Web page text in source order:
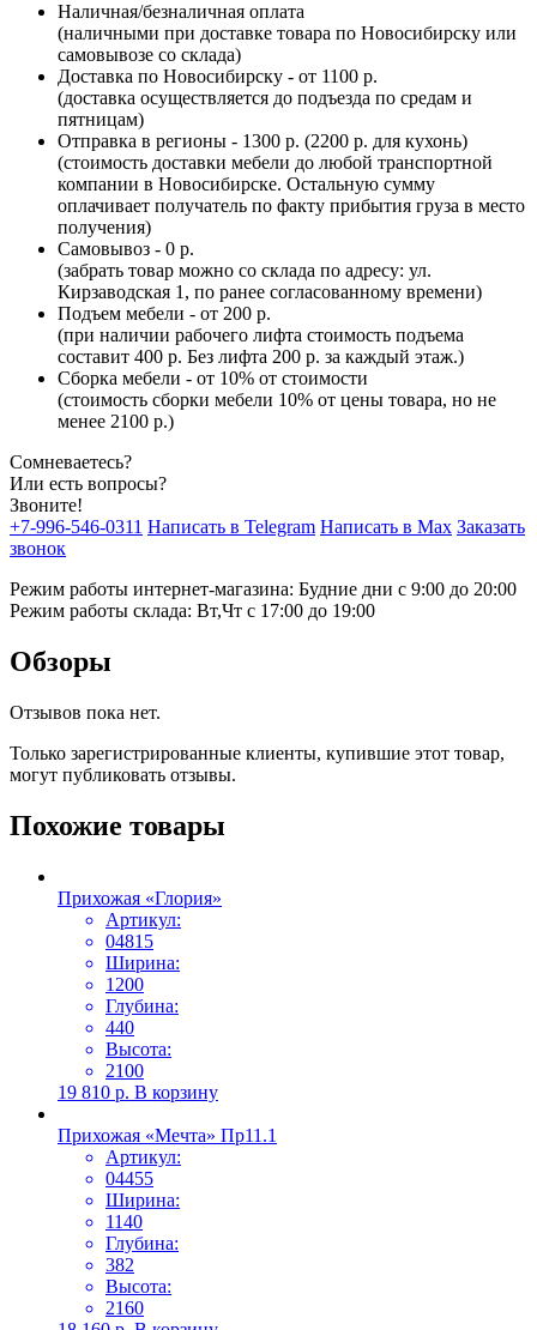
Наличная/безналичная оплата
(наличными при доставке товара по Новосибирску или
самовывозе со склада)
Доставка по Новосибирску - от 1100 р.
(доставка осуществляется до подъезда по средам и
пятницам)
Отправка в регионы - 1300 р. (2200 р. для кухонь)
(стоимость доставки мебели до любой транспортной
компании в Новосибирске. Остальную сумму
оплачивает получатель по факту прибытия груза в место
получения)
Самовывоз - 0 р.
(забрать товар можно со склада по адресу: ул.
Кирзаводская 1, по ранее согласованному времени)
Подъем мебели - от 200 р.
(при наличии рабочего лифта стоимость подъема
составит 400 р. Без лифта 200 р. за каждый этаж.)
Сборка мебели - от 10% от стоимости
(стоимость сборки мебели 10% от цены товара, но не
менее 2100 р.)
Сомневаетесь?
Или есть вопросы?
Звоните!
+7-996-546-0311 Написать в Telegram Написать в Max Заказать
звонок
Режим работы интернет-магазина: Будние дни с 9:00 до 20:00
Режим работы склада: Вт,Чт с 17:00 до 19:00
Обзоры
Отзывов пока нет.
Только зарегистрированные клиенты, купившие этот товар,
могут публиковать отзывы.
Похожие товары
Прихожая «Глория»
Артикул:
04815
Ширина:
1200
Глубина:
440
Высота:
2100
19 810 р. В корзину
Прихожая «Мечта» Пр11.1
Артикул:
04455
Ширина:
1140
Глубина:
382
Высота:
2160